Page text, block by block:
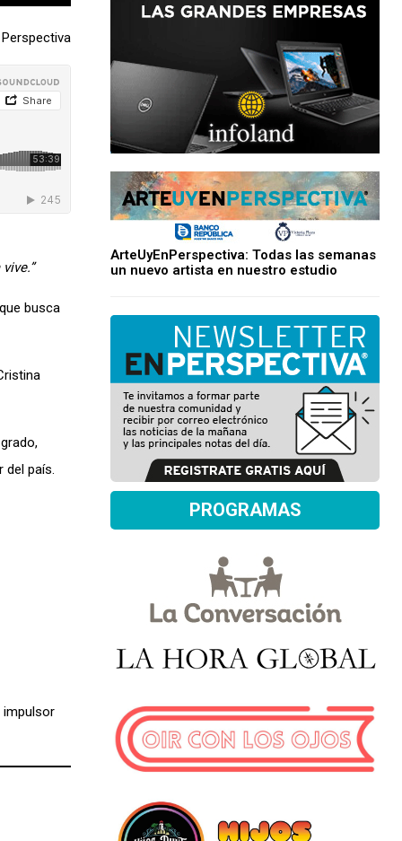
Perspectiva
busca
del país.
impulsor
ArteUyEnPerspectiva: Todas las semanas
un nuevo artista en nuestro estudio
PROGRAMAS